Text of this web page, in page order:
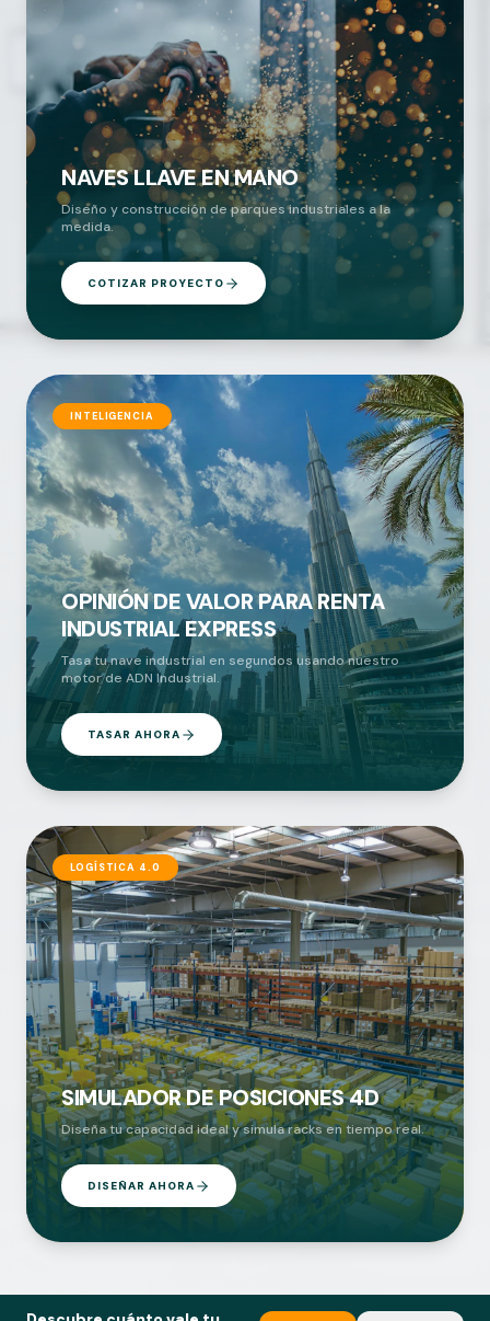
NAVES LLAVE EN MANO
Diseño y construcción de parques industriales a la
medida.
COTIZAR PROYECTO
INTELIGENCIA
OPINIÓN DE VALOR PARA RENTA
INDUSTRIAL EXPRESS
Tasa tu nave industrial en segundos usando nuestro
motor de ADN Industrial.
TASAR AHORA
LOGÍSTICA 4.0
SIMULADOR DE POSICIONES 4D
Diseña tu capacidad ideal y simula racks en tiempo real.
DISEÑAR AHORA